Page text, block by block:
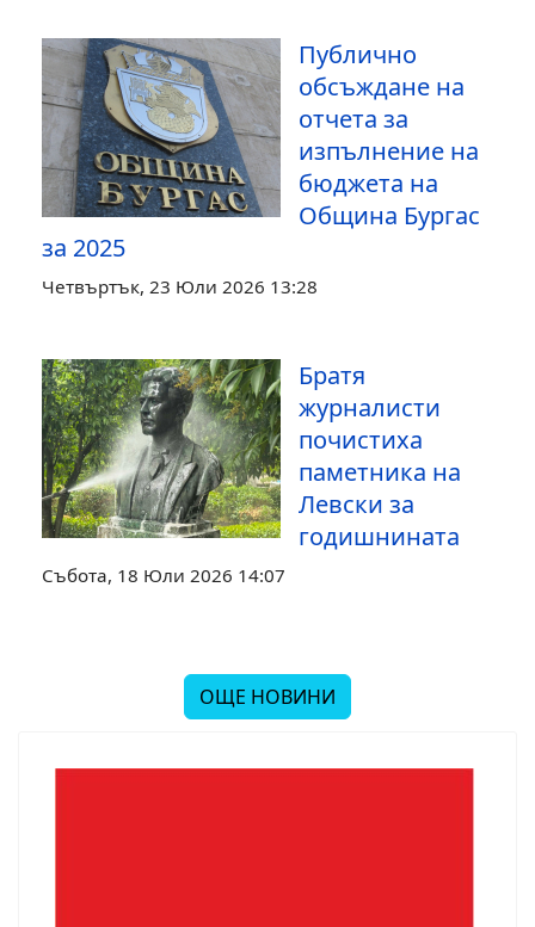
Публично
обсъждане на
отчета за
изпълнение на
бюджета на
Община Бургас
за 2025
Четвъртък, 23 Юли 2026 13:28
Братя
журналисти
почистиха
паметника на
Левски за
годишнината
Събота, 18 Юли 2026 14:07
ОЩЕ НОВИНИ